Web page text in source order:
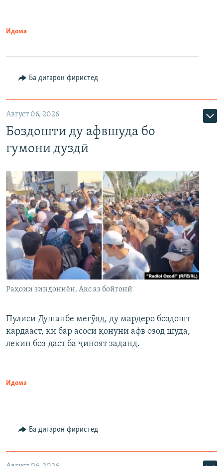
Идома
Ба дигарон фиристед
Август 06, 2026
Боздошти ду афвшуда бо
гумони дуздӣ
Раҳоии зиндониён. Акс аз бойгонӣ
Пулиси Душанбе мегӯяд, ду мардеро боздошт
кардааст, ки бар асоси қонуни афв озод шуда,
лекин боз даст ба ҷиноят заданд.
Идома
Ба дигарон фиристед